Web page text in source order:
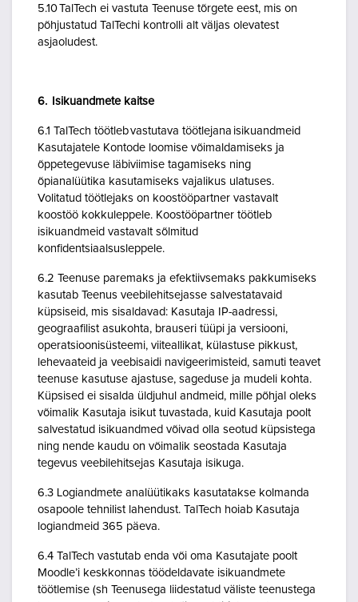
5.10 TalTech ei vastuta Teenuse tõrgete eest, mis on
põhjustatud TalTechi kontrolli alt väljas olevatest
asjaoludest.
6. Isikuandmete kaitse
6.1 TalTech töötleb vastutava töötlejana isikuandmeid
Kasutajatele Kontode loomise võimaldamiseks ja
õppetegevuse läbiviimise tagamiseks ning
õpianalüütika kasutamiseks vajalikus ulatuses.
Volitatud töötlejaks on koostööpartner vastavalt
koostöö kokkuleppele. Koostööpartner töötleb
isikuandmeid vastavalt sõlmitud
konfidentsiaalsusleppele.
6.2 Teenuse paremaks ja efektiivsemaks pakkumiseks
kasutab Teenus veebilehitsejasse salvestatavaid
küpsiseid, mis sisaldavad: Kasutaja IP-aadressi,
geograafilist asukohta, brauseri tüüpi ja versiooni,
operatsioonisüsteemi, viiteallikat, külastuse pikkust,
lehevaateid ja veebisaidi navigeerimisteid, samuti teavet
teenuse kasutuse ajastuse, sageduse ja mudeli kohta.
Küpsised ei sisalda üldjuhul andmeid, mille põhjal oleks
võimalik Kasutaja isikut tuvastada, kuid Kasutaja poolt
salvestatud isikuandmed võivad olla seotud küpsistega
ning nende kaudu on võimalik seostada Kasutaja
tegevus veebilehitsejas Kasutaja isikuga.
6.3 Logiandmete analüütikaks kasutatakse kolmanda
osapoole tehnilist lahendust. TalTech hoiab Kasutaja
logiandmeid 365 päeva.
6.4 TalTech vastutab enda või oma Kasutajate poolt
Moodle’i keskkonnas töödeldavate isikuandmete
töötlemise (sh Teenusega liidestatud väliste teenustega